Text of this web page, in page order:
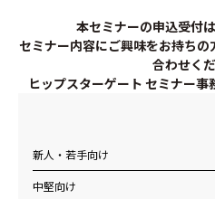
本セミナーの申込受付
セミナー内容にご興味をお持ち
合わせくだ
ヒップスターゲート セミナー事
新人・若手向け
中堅向け